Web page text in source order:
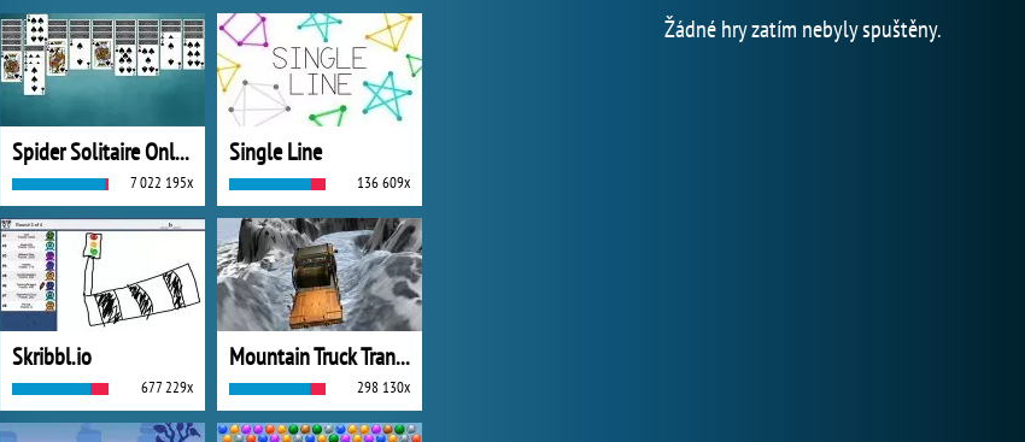
Spider Solitaire Online
7 022 195x
Single Line
136 609x
Skribbl.io
677 229x
Mountain Truck Transport
298 130x
Žádné hry zatím nebyly spuštěny.